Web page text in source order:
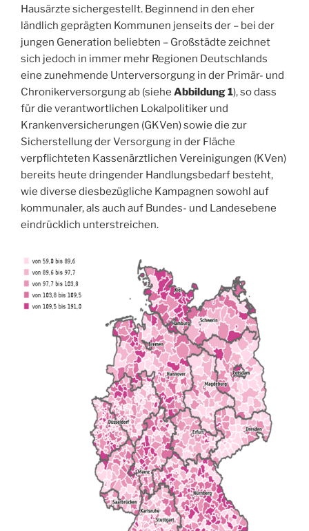
Hausärzte sichergestellt. Beginnend in den eher
ländlich geprägten Kommunen jenseits der – bei der
jungen Generation beliebten – Großstädte zeichnet
sich jedoch in immer mehr Regionen Deutschlands
eine zunehmende Unterversorgung in der Primär- und
Chronikerversorgung ab (siehe Abbildung 1), so dass
für die verantwortlichen Lokalpolitiker und
Krankenversicherungen (GKVen) sowie die zur
Sicherstellung der Versorgung in der Fläche
verpflichteten Kassenärztlichen Vereinigungen (KVen)
bereits heute dringender Handlungsbedarf besteht,
wie diverse diesbezügliche Kampagnen sowohl auf
kommunaler, als auch auf Bundes- und Landesebene
eindrücklich unterstreichen.